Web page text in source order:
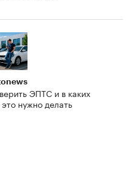
ЭПТС и в каких
нужно делать